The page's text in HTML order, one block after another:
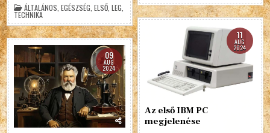
ÁLTALÁNOS ,EGÉSZSÉG ,ELSŐ ,LEG
TECHNIKA
11
AUG
2024
Az első IBM PC
megjelenése
09
AUG
2024